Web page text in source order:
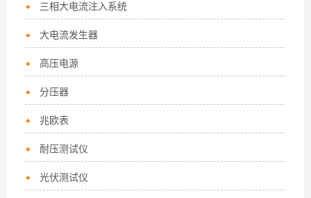
三相大电流注入系统
大电流发生器
高压电源
分压器
兆欧表
耐压测试仪
光伏测试仪